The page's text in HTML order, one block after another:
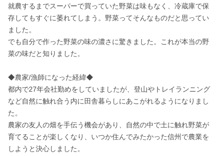
就農するまでスーパーで買っていた野菜は味もなく、冷蔵庫で保
存してもすぐに萎れてしまう。野菜ってそんなものだと思ってい
ました。
でも自分で作った野菜の味の濃さに驚きました。これが本当の野
菜の味だと知りました。
◆農家/漁師になった経緯◆
都内で27年会社勤めをしていましたが、登山やトレイランニング
など自然に触れ合う内に田舎暮らしにあこがれるようになりまし
た。
農家の友人の畑を手伝う機会があり、自然の中で土に触れ野菜が
育てることが楽しくなり、いつか住んでみたかった信州で農業を
しようと決心しました。